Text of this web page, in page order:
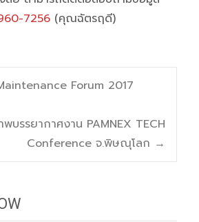
7256 (คุณฉัตรฤดี)
Forum 2017
พบรรยากาศงาน PAMNEX TECH
Conference จ.พิษณุโลก →